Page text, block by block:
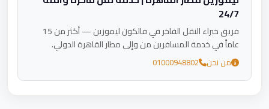
24/7
فريق خبراء النقل الفاخر في فالكون ليموزين — أكثر من 15
عاماً في خدمة المسافرين من وإلى مطار القاهرة الدولي.
من نحن 01000948802